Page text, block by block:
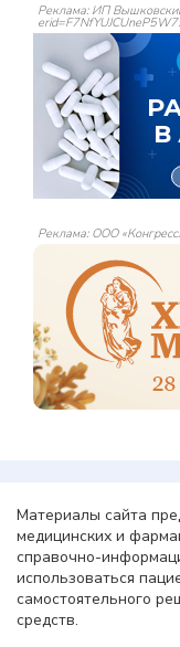
Реклама: ИП
Реклама: ООО
Материалы сайта
медицинских и
справочно-
использоваться
самостоятельного
средств.